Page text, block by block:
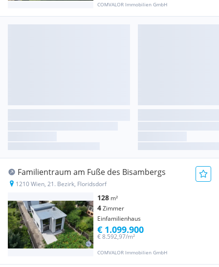
COMVALOR Immobilien GmbH
Familientraum am Fuße des Bisambergs
1210 Wien, 21. Bezirk, Floridsdorf
128 m²
4Zimmer
Einfamilienhaus
COMVALOR Immobilien GmbH
€ 8.592,97/m²
€ 1.099.900